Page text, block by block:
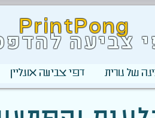
PrintPong
צביעה
של נורית דפי צביעה אונליין